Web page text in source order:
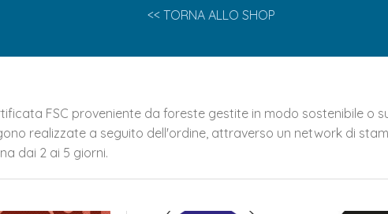
<< TORNA ALLO SHOP
FSC proveniente da foreste gestite in modo sostenibile o
realizzate a seguito dell'ordine, attraverso un network di
dai 2 ai 5 giorni.